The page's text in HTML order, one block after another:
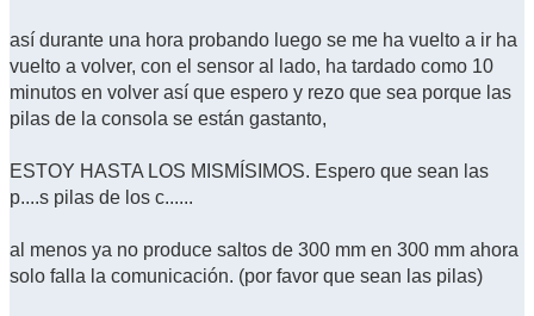
así durante una hora probando luego se me ha vuelto a ir ha
vuelto a volver, con el sensor al lado, ha tardado como 10
minutos en volver así que espero y rezo que sea porque las
pilas de la consola se están gastanto,
ESTOY HASTA LOS MISMÍSIMOS. Espero que sean las
p....s pilas de los c......
al menos ya no produce saltos de 300 mm en 300 mm ahora
solo falla la comunicación. (por favor que sean las pilas)